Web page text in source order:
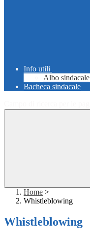
Info utili
Albo sindacale
Bacheca sindacale
Home >
Whistleblowing
Whistleblowing